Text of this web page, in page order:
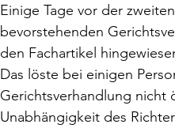
Einige Tage vor der
bevorstehenden
den Fachartikel
Das löste bei einigen
Gerichtsverhandlung nicht
Unabhängigkeit des